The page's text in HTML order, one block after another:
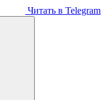
Читать в Telegram